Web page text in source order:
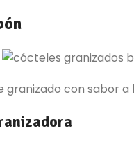
granizado con sabor